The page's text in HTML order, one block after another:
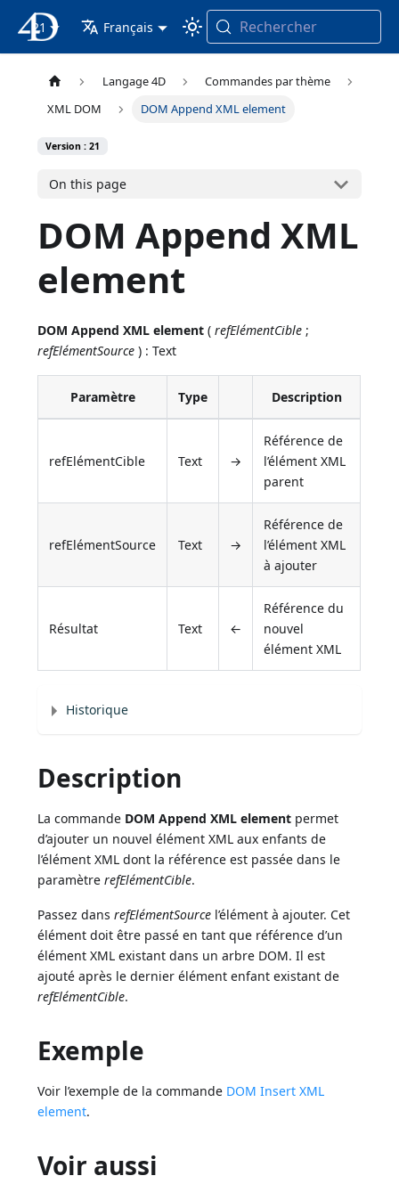
4D Documentation
21 Français Rechercher
Langage 4D
Commandes par thème
XML DOM
DOM Append XML element
Version : 21
On this page
DOM Append XML
element
DOM Append XML element (refElémentCible ;
refElémentSource ) : Text
Paramètre Type Description
refElémentCible Text →
Référence de
l’élément XML
parent
refElémentSource Text →
Référence de
l’élément XML
à ajouter
Résultat Text ←
Référence du
nouvel
élément XML
Historique
Description
La commande DOM Append XML element permet
d’ajouter un nouvel élément XML aux enfants de
l’élément XML dont la référence est passée dans le
paramètrerefElémentCible.
Passez dansrefElémentSource l’élément à ajouter. Cet
élément doit être passé en tant que référence d’un
élément XML existant dans un arbre DOM. Il est
ajouté après le dernier élément enfant existant de
refElémentCible.
Exemple
Voir l’exemple de la commande DOM Insert XML
element.
Voir aussi